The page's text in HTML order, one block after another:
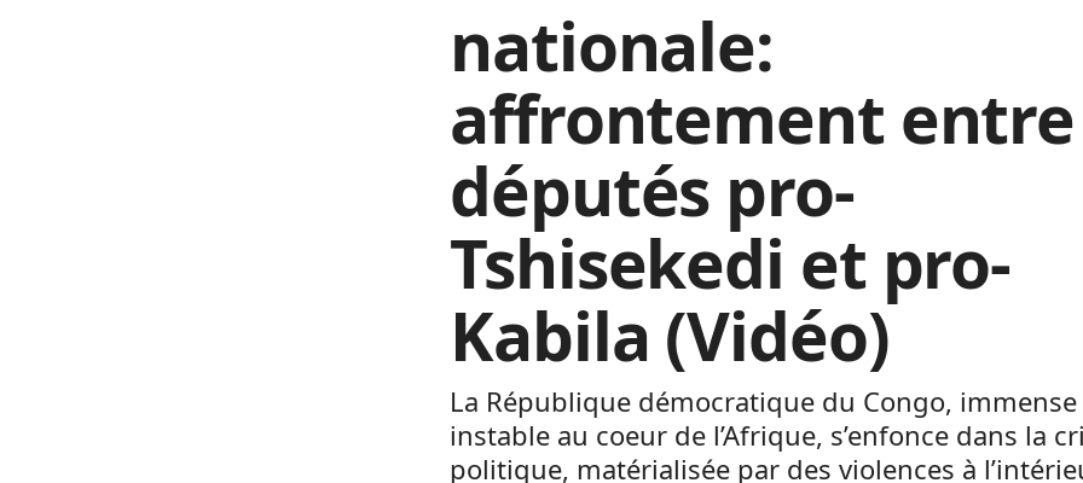
nationale:
affrontement entre
députés pro-
Tshisekedi et pro-
Kabila (Vidéo)
La République démocratique du Congo, immense
instable au coeur de l’Afrique, s’enfonce dans la
politique, matérialisée par des violences à